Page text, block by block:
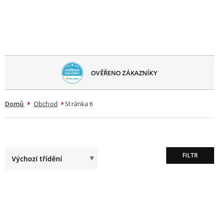
OVĚŘENO ZÁKAZNÍKY
Domů Obchod Stránka 6
FILTR